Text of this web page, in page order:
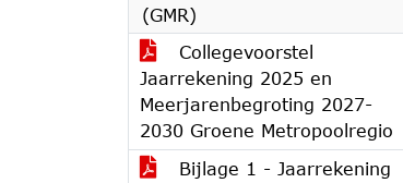
(GMR)
Collegevoorstel
Jaarrekening 2025 en
Meerjarenbegroting 2027-
2030 Groene Metropoolregio
Bijlage 1 - Jaarrekening